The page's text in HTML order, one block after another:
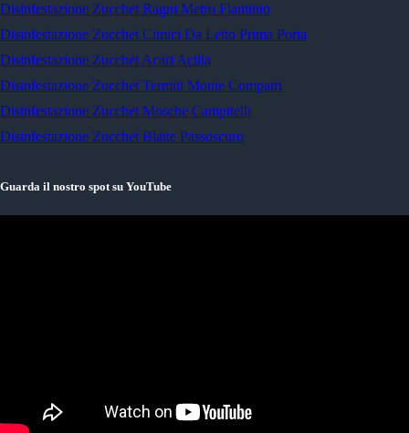
Disinfestazione Zucchet Ragni Metro Flaminio
Disinfestazione Zucchet Cimici Da Letto Prima Porta
Disinfestazione Zucchet Acari Acilia
Disinfestazione Zucchet Termiti Monte Compatri
Disinfestazione Zucchet Mosche Campitelli
Disinfestazione Zucchet Blatte Passoscuro
Guarda il nostro spot su YouTube